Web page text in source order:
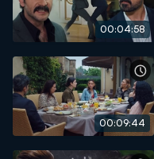
00:04:58
00:09:44